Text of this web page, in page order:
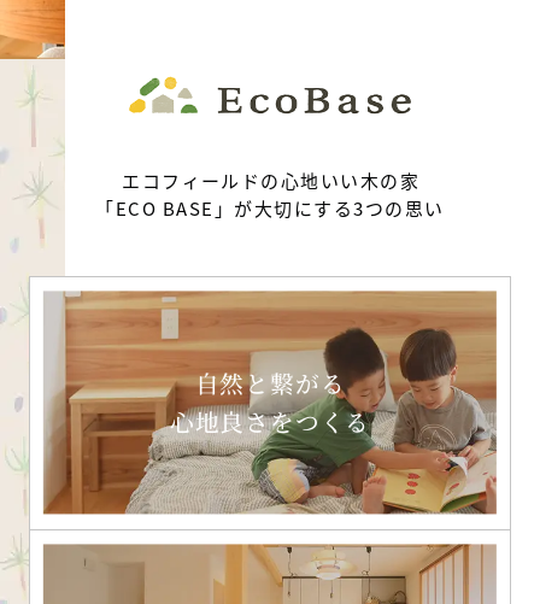
エコフィールドの心地いい木の家
「ECO BASE」が大切にする3つの思い
自然と繋がる
心地良さをつくる